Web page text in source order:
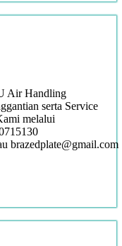
Air Handling
serta Service
melalui
brazedplate@gmail.com